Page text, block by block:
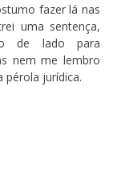
fazer lá nas
uma sentença,
de lado para
nem me lembro
pérola jurídica.